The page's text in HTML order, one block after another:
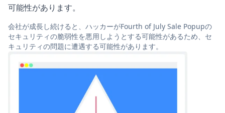
可能性があります。
会社が成長し続けると、ハッカーがFourth of July Sale Popupの
セキュリティの脆弱性を悪用しようとする可能性があるため、セ
キュリティの問題に遭遇する可能性があります。